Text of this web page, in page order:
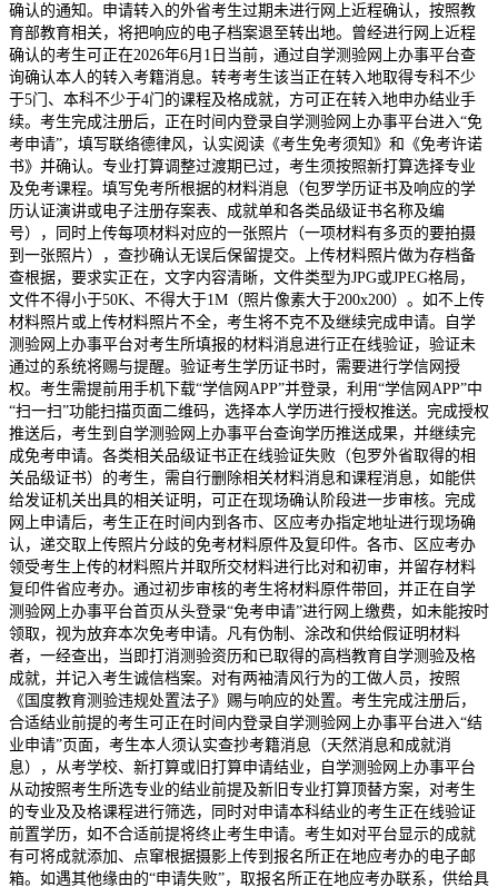
确认的通知。申请转入的外省考生过期未进行网上近程确认，按照教
育部教育相关，将把响应的电子档案退至转出地。曾经进行网上近程
确认的考生可正在2026年6月1日当前，通过自学测验网上办事平台查
询确认本人的转入考籍消息。转考考生该当正在转入地取得专科不少
于5门、本科不少于4门的课程及格成就，方可正在转入地申办结业手
续。考生完成注册后，正在时间内登录自学测验网上办事平台进入“免
考申请”，填写联络德律风，认实阅读《考生免考须知》和《免考许诺
书》并确认。专业打算调整过渡期已过，考生须按照新打算选择专业
及免考课程。填写免考所根据的材料消息（包罗学历证书及响应的学
历认证演讲或电子注册存案表、成就单和各类品级证书名称及编
号），同时上传每项材料对应的一张照片（一项材料有多页的要拍摄
到一张照片），查抄确认无误后保留提交。上传材料照片做为存档备
查根据，要求实正在，文字内容清晰，文件类型为JPG或JPEG格局，
文件不得小于50K、不得大于1M（照片像素大于200x200）。如不上传
材料照片或上传材料照片不全，考生将不克不及继续完成申请。自学
测验网上办事平台对考生所填报的材料消息进行正在线验证，验证未
通过的系统将赐与提醒。验证考生学历证书时，需要进行学信网授
权。考生需提前用手机下载“学信网APP”并登录，利用“学信网APP”中
“扫一扫”功能扫描页面二维码，选择本人学历进行授权推送。完成授权
推送后，考生到自学测验网上办事平台查询学历推送成果，并继续完
成免考申请。各类相关品级证书正在线验证失败（包罗外省取得的相
关品级证书）的考生，需自行删除相关材料消息和课程消息，如能供
给发证机关出具的相关证明，可正在现场确认阶段进一步审核。完成
网上申请后，考生正在时间内到各市、区应考办指定地址进行现场确
认，递交取上传照片分歧的免考材料原件及复印件。各市、区应考办
领受考生上传的材料照片并取所交材料进行比对和初审，并留存材料
复印件省应考办。通过初步审核的考生将材料原件带回，并正在自学
测验网上办事平台首页从头登录“免考申请”进行网上缴费，如未能按时
领取，视为放弃本次免考申请。凡有伪制、涂改和供给假证明材料
者，一经查出，当即打消测验资历和已取得的高档教育自学测验及格
成就，并记入考生诚信档案。对有两袖清风行为的工做人员，按照
《国度教育测验违规处置法子》赐与响应的处置。考生完成注册后，
合适结业前提的考生可正在时间内登录自学测验网上办事平台进入“结
业申请”页面，考生本人须认实查抄考籍消息（天然消息和成就消
息），从考学校、新打算或旧打算申请结业，自学测验网上办事平台
从动按照考生所选专业的结业前提及新旧专业打算顶替方案，对考生
的专业及及格课程进行筛选，同时对申请本科结业的考生正在线验证
前置学历，如不合适前提将终止考生申请。考生如对平台显示的成就
有可将成就添加、点窜根据摄影上传到报名所正在地应考办的电子邮
箱。如遇其他缘由的“申请失败”，取报名所正在地应考办联系，供给具